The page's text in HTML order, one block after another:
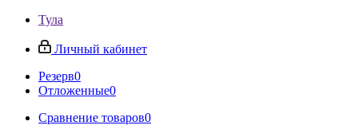
Тула
Личный кабинет
Резерв0
Отложенные0
Сравнение товаров0